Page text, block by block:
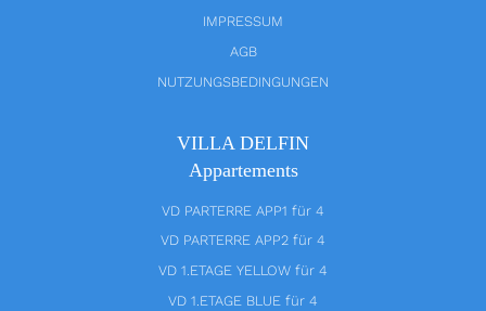
IMPRESSUM
AGB
NUTZUNGSBEDINGUNGEN
VILLA DELFIN
Appartements
VD PARTERRE APP1 für 4
VD PARTERRE APP2 für 4
VD 1.ETAGE YELLOW für 4
VD 1.ETAGE BLUE für 4